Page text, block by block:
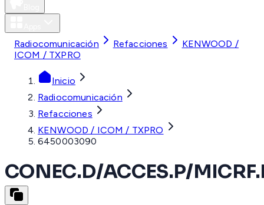
Radiocomunicación Refacciones
KENWOOD /
ICOM / TXPRO
Inicio
Radiocomunicación
Refacciones
KENWOOD / ICOM / TXPRO
6450003090
CONEC.D/ACCES.P/